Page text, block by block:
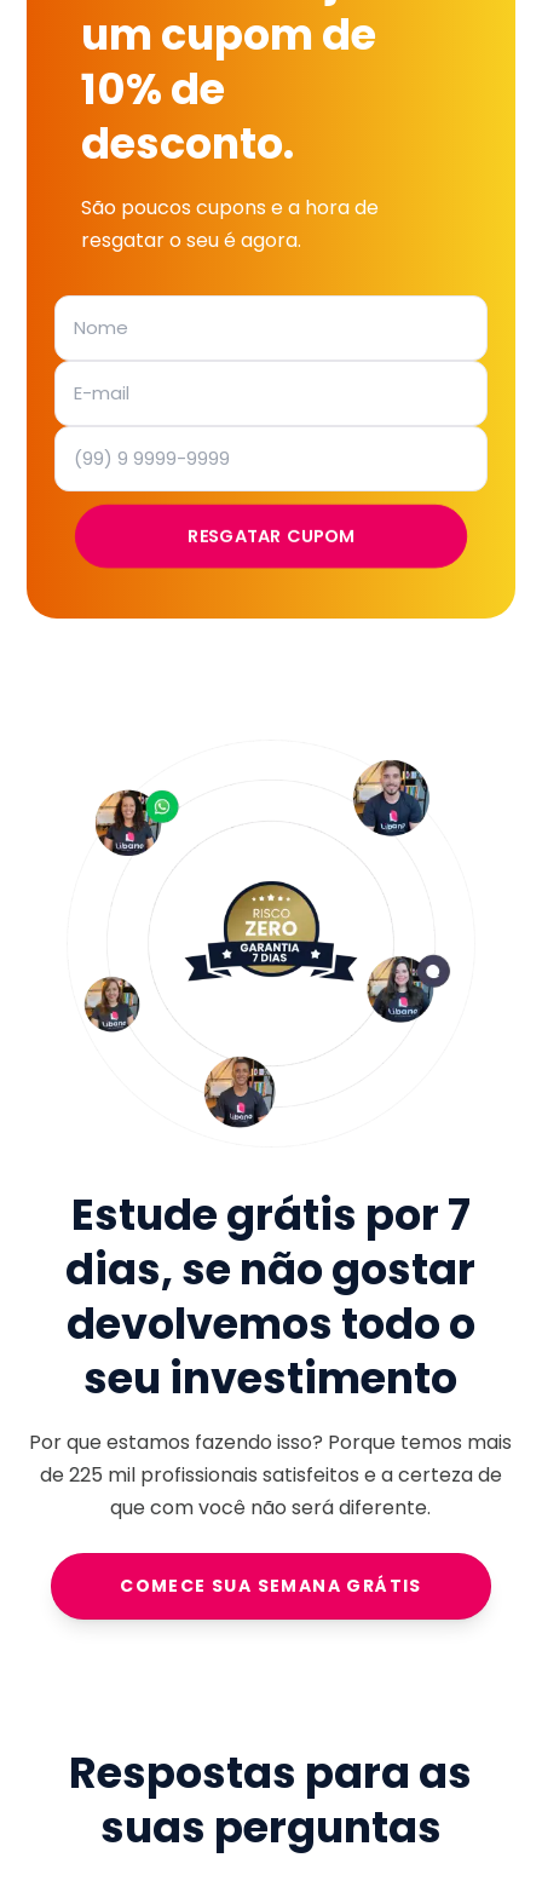
um cupom de
10% de
desconto.
São poucos cupons e a hora de
resgatar o seu é agora.
RESGATAR CUPOM
Estude grátis por 7
dias, se não gostar
devolvemos todo o
seu investimento
Por que estamos fazendo isso? Porque temos mais
de225 milprofissionais satisfeitos e a certeza de
que com você não será diferente.
COMECE SUA SEMANA GRÁTIS
Respostas para as
suas perguntas